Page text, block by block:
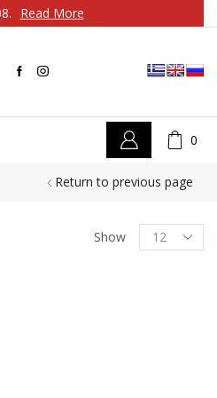
Read More
0
Return to previous page
Show